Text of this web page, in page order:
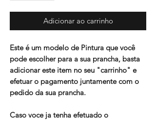
Adicionar ao carrinho
Este é um modelo de Pintura que você
pode escolher para a sua prancha, basta
adicionar este item no seu "carrinho" e
efetuar o pagamento juntamente com o
pedido da sua prancha.
Caso voce ja tenha efetuado o